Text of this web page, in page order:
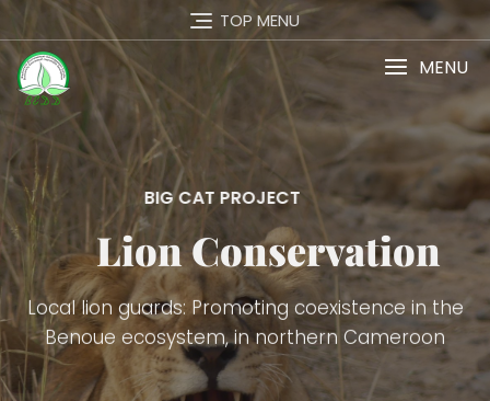
TOP MENU
MENU
BIG CAT PROJECT
Lion Conservation
Local lion guards: Promoting coexistence in the
Benoue ecosystem, in northern Cameroon